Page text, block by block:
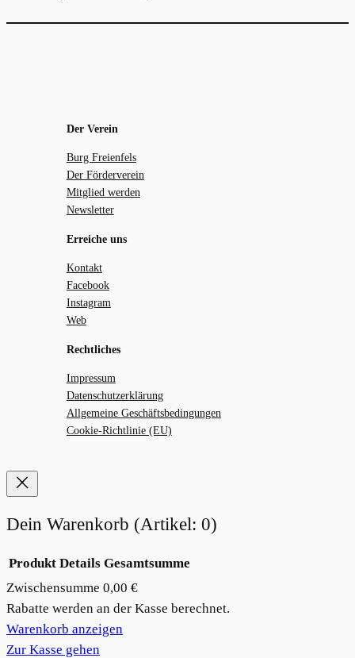
Der Verein
Burg Freienfels
Der Förderverein
Mitglied werden
Newsletter
Erreiche uns
Kontakt
Facebook
Instagram
Web
Rechtliches
Impressum
Datenschutzerklärung
Allgemeine Geschäftsbedingungen
Cookie-Richtlinie (EU)
Dein Warenkorb (Artikel: 0)
Produkte
im
Warenkorb
Produkt Details Gesamtsumme
Zwischensumme 0,00 €
Rabatte werden an der Kasse berechnet.
Warenkorb anzeigen
Zur Kasse gehen